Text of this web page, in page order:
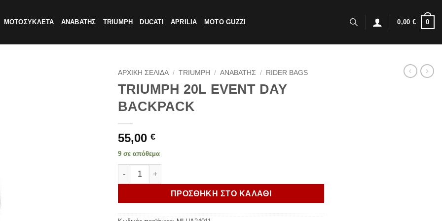
ΜΟΤΟΣΥΚΛΕΤΑ ΑΝΑΒΑΤΗΣ TRIUMPH DUCATI APRILIA MOTO GUZZI 0,00 € 0
ΑΡΧΙΚΗ ΣΕΛΙΔΑ / TRIUMPH / ΑΝΑΒΑΤΗΣ / RIDER BAGS
TRIUMPH 20L EVENT DAY
BACKPACK
55,00 €
9 σε απόθεμα
TRIUMPH 20L EVENT DAY BACKPACK ποσότητα
ΠΡΟΣΘΗΚΗ ΣΤΟ ΚΑΛΑΘΙ